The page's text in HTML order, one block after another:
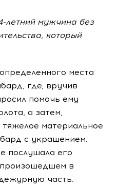
летний мужчина без
который
места
где, вручив
помочь ему
а затем,
материальное
с украшением.
послушала его
в
часть.